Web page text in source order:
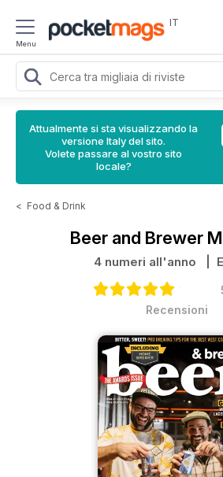
Menu
IT
Attualmente si sta visualizzando la
versione Italy del sito.
Volete passare al vostro sito
locale?
< Food & Drink
Beer and Brewer
4 numeri all'anno |
Recensioni